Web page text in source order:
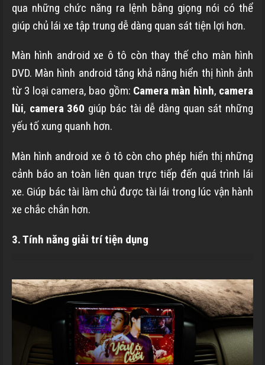
qua những chức năng ra lệnh bằng giọng nói có thể
giúp chủ lái xe tập trung dễ dàng quan sát tiện lợi hơn.
Màn hình android xe ô tô còn thay thế cho màn hình
DVD. Màn hình android tăng khả năng hiển thị hình ảnh
từ 3 loại camera, bao gồm: Camera màn hình, camera
lùi, camera 360 giúp bác tài dễ dàng quan sát những
yếu tố xung quanh hơn.
Màn hình android xe ô tô còn cho phép hiển thị những
cảnh báo an toàn liên quan trực tiếp đến quá trình lái
xe. Giúp bác tài làm chủ được tài lái trong lúc vận hành
xe chắc chắn hơn.
3. Tính năng giải trí tiện dụng